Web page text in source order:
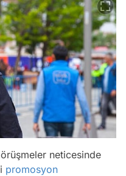
neticesinde
promosyon